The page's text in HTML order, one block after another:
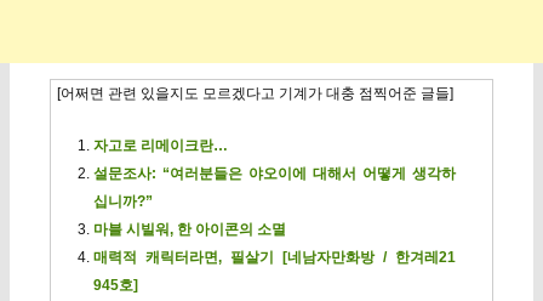
[어쩌면 관련 있을지도 모르겠다고 기계가 대충 점찍어준 글들]
자고로 리메이크란…
설문조사: “여러분들은 야오이에 대해서 어떻게 생각하
십니까?”
마블 시빌워, 한 아이콘의 소멸
매력적 캐릭터라면, 필살기 [네남자만화방 / 한겨레21
945호]